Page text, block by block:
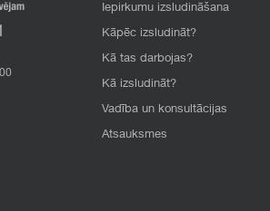
Iepirkumu izsludināšana
Kāpēc izsludināt?
Kā tas darbojas?
Kā izsludināt?
Vadība un konsultācijas
Atsauksmes